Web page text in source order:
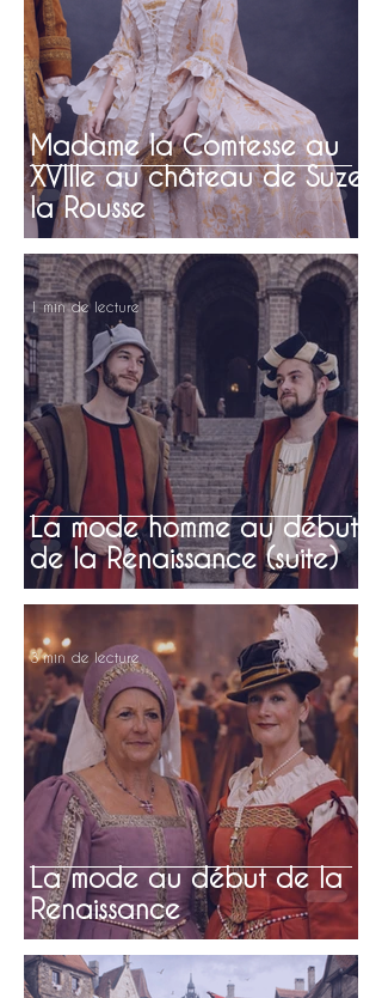
Madame la Comtesse au
XVIIIe au château de Suze
la Rousse
La mode homme au début
de la Renaissance (suite)
1 min de lecture
La mode au début de la
Renaissance
3 min de lecture